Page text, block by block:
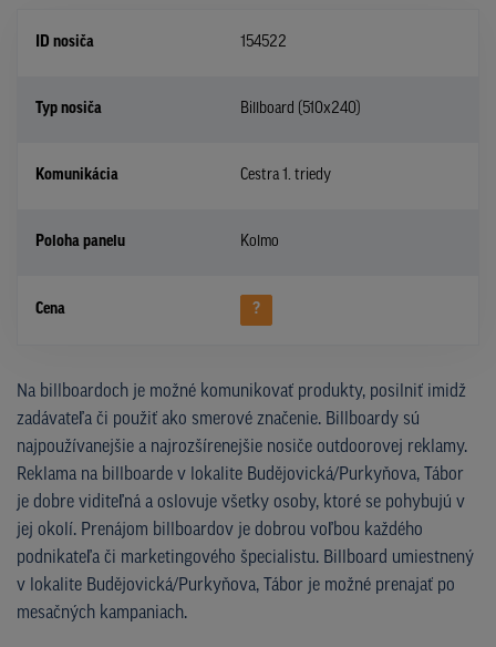
ID nosiča 154522
Typ nosiča Billboard (510x240)
Komunikácia Cestra 1. triedy
Poloha panelu Kolmo
Cena ?
Na billboardoch je možné komunikovať produkty, posilniť imidž
zadávateľa či použiť ako smerové značenie. Billboardy sú
najpoužívanejšie a najrozšírenejšie nosiče outdoorovej reklamy.
Reklama na billboarde v lokalite Budějovická/Purkyňova, Tábor
je dobre viditeľná a oslovuje všetky osoby, ktoré se pohybujú v
jej okolí. Prenájom billboardov je dobrou voľbou každého
podnikateľa či marketingového špecialistu. Billboard umiestnený
v lokalite Budějovická/Purkyňova, Tábor je možné prenajať po
mesačných kampaniach.